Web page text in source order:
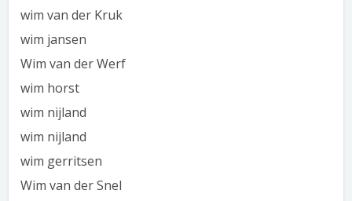
wim van der Kruk
wim jansen
Wim van der Werf
wim horst
wim nijland
wim nijland
wim gerritsen
Wim van der Snel